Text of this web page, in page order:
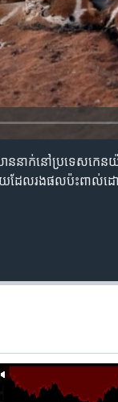
ន​នាក់​នៅ​ប្រទេស​កេ
ដែល​រង​ផល​ប៉ះពាល់​ដោ